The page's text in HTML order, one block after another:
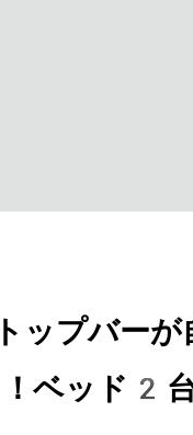
ップバーが
ベッド2